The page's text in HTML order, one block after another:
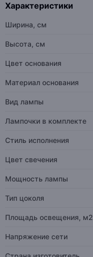
Характеристики
Ширина, см
Высота, см
Цвет основания
Материал основания
Вид лампы
Лампочки в комплекте
Стиль исполнения
Цвет свечения
Мощность лампы
Тип цоколя
Площадь освещения, м2
Напряжение сети